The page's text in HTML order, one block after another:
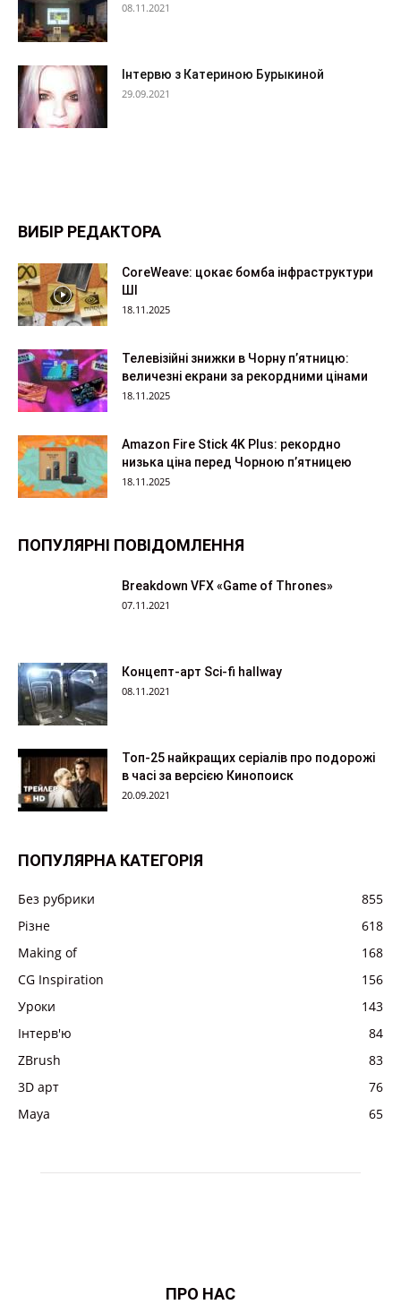
08.11.2021
Інтервю з Катериною Бурыкиной
29.09.2021
ВИБІР РЕДАКТОРА
CoreWeave: цокає бомба інфраструктури
ШІ
18.11.2025
Телевізійні знижки в Чорну п’ятницю:
величезні екрани за рекордними цінами
18.11.2025
Amazon Fire Stick 4K Plus: рекордно
низька ціна перед Чорною п’ятницею
18.11.2025
ПОПУЛЯРНІ ПОВІДОМЛЕННЯ
Breakdown VFX «Game of Thrones»
07.11.2021
Концепт-арт Sci-fi hallway
08.11.2021
Топ-25 найкращих серіалів про подорожі
в часі за версією Кинопоиск
20.09.2021
ПОПУЛЯРНА КАТЕГОРІЯ
Без рубрики
855
Різне
618
Making of
168
CG Inspiration
156
Уроки
143
Інтерв'ю
84
ZBrush
83
3D арт
76
Maya
65
ПРО НАС